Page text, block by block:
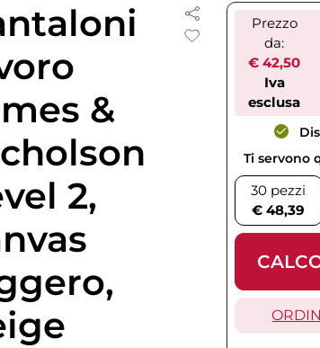
&
2,
Prezzo
da:
€ 42,50
Iva
esclusa
Ti servono
30 pezzi
€ 48,39